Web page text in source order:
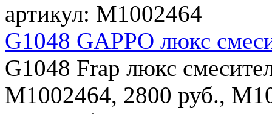
артикул: M1002464
G1048 GAPPO люкс
G1048 Frap люкс
M1002464, 2800 руб.,